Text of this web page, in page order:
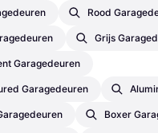
Rood
Grijs
Garagedeuren
Garagedeuren
Boxer